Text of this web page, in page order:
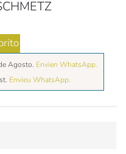
Agosto. Envien WhatsApp.
Envieu WhatsApp.